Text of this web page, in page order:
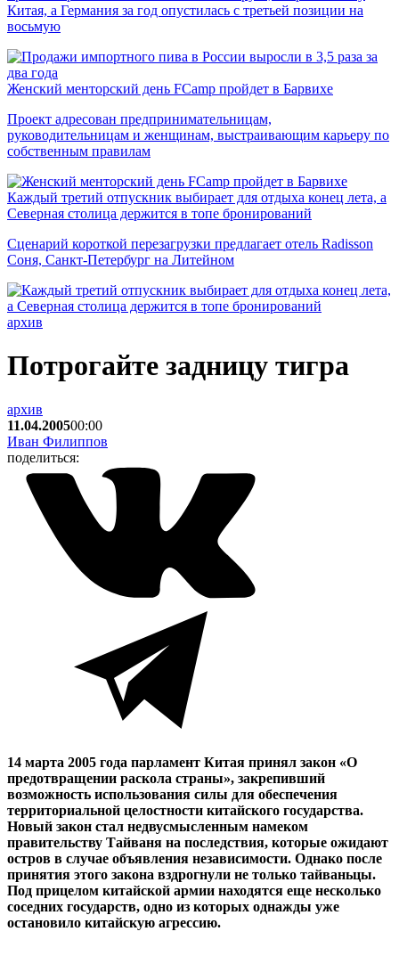
Китая, а Германия за год опустилась с третьей позиции на
восьмую
Женский менторский день FCamp пройдет в Барвихе
Проект адресован предпринимательницам,
руководительницам и женщинам, выстраивающим карьеру по
собственным правилам
Каждый третий отпускник выбирает для отдыха конец лета, а
Северная столица держится в топе бронирований
Сценарий короткой перезагрузки предлагает отель Radisson
Соня, Санкт-Петербург на Литейном
архив
Потрогайте задницу тигра
архив
11.04.200500:00
Иван Филиппов
поделиться:
14 марта 2005 года парламент Китая принял закон «О
предотвращении раскола страны», закрепивший
возможность использования силы для обеспечения
территориальной целостности китайского государства.
Новый закон стал недвусмысленным намеком
правительству Тайваня на последствия, которые ожидают
остров в случае объявления независимости. Однако после
принятия этого закона вздрогнули не только тайваньцы.
Под прицелом китайской армии находятся еще несколько
соседних государств, одно из которых однажды уже
остановило китайскую агрессию.